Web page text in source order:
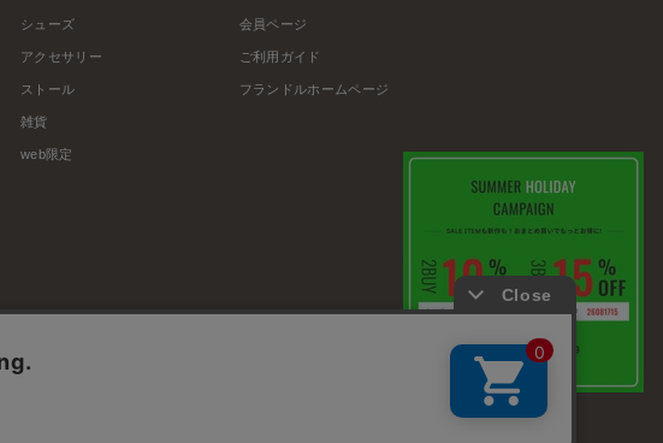
シューズ
アクセサリー
ストール
雑貨
web限定
会員ページ
ご利用ガイド
フランドルホームページ